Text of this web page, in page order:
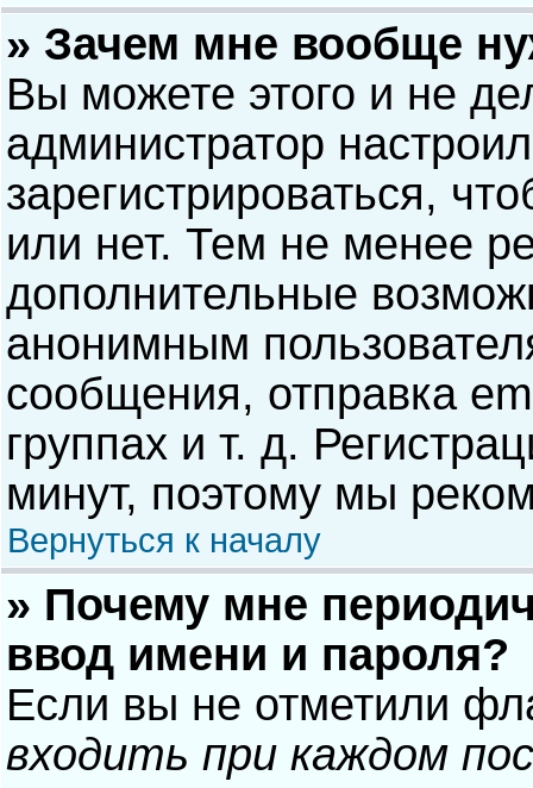
» Зачем мне вообще
Вы можете этого и не
администратор
зарегистрироваться,
или нет. Тем не менее
дополнительные
анонимным
сообщения, отправка
группах и т. д.
минут, поэтому мы
Вернуться к началу
» Почему мне
ввод имени и пароля?
Если вы не отметили
входить при каждом